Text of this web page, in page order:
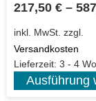
217,50 € –
inkl. MwSt. zzgl.
Versandkosten
Lieferzeit: 3 - 4
Ausführung